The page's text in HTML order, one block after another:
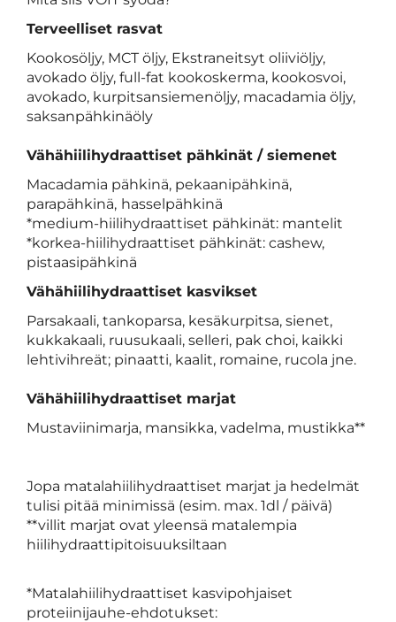
Terveelliset rasvat
Kookosöljy, MCT öljy, Ekstraneitsyt oliiviöljy,
avokado öljy, full-fat kookoskerma, kookosvoi,
avokado, kurpitsansiemenöljy, macadamia öljy,
saksanpähkinäöly
Vähähiilihydraattiset pähkinät / siemenet
Macadamia pähkinä, pekaanipähkinä,
parapähkinä, hasselpähkinä
*medium-hiilihydraattiset pähkinät: mantelit
*korkea-hiilihydraattiset pähkinät: cashew,
pistaasipähkinä
Vähähiilihydraattiset kasvikset
Parsakaali, tankoparsa, kesäkurpitsa, sienet,
kukkakaali, ruusukaali, selleri, pak choi, kaikki
lehtivihreät; pinaatti, kaalit, romaine, rucola jne.
Vähähiilihydraattiset marjat
Mustaviinimarja, mansikka, vadelma, mustikka**
Jopa matalahiilihydraattiset marjat ja hedelmät
tulisi pitää minimissä (esim. max. 1dl / päivä)
**villit marjat ovat yleensä matalempia
hiilihydraattipitoisuuksiltaan
*Matalahiilihydraattiset kasvipohjaiset
proteiinijauhe-ehdotukset: